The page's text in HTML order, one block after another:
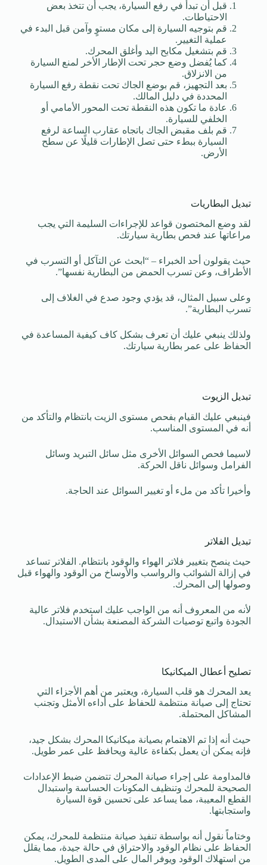
قبل أن تبدأ في رفع السيارة، يجب أن تتخذ بعض
الاحتياطات.
قم بتوجيه السيارة إلى مكان مستوٍ وآمن قبل البدء في
عملية التغيير.
قم بتشغيل مكابح اليد وأغلق المحرك.
كما يُفضل وضع حجر تحت الإطار الأخر لمنع السيارة
من الانزلاق.
بعد التجهيز، قم بوضع الجاك تحت نقطة رفع السيارة
المحددة في دليل المالك.
عادة ما تكون هذه النقطة تحت المحور الأمامي أو
الخلفي للسيارة.
قم بلف مقبض الجاك باتجاه عقارب الساعة لرفع
السيارة ببطء حتى تصل الإطارات قليلًا عن سطح
الأرض.
تبديل البطاريات
لقد وضع المختصون قواعد للإجراءات السليمة التي يجب
مراعاتها عند فحص بطارية سيارتك.
حيث يقولون أحد الخبراء – “ابحث عن التآكل أو التسرب في
الأطراف، وعن تسرب الحمض من البطارية نفسها”.
وعلى سبيل المثال، قد يؤدي وجود صدع في الغلاف إلى
تسرب البطارية”.
ولذلك ينبغي عليك أن تعرف بشكل كاف كيفية المساعدة في
الحفاظ على عمر بطارية سيارتك.
تبديل الزيوت
فينبغي عليك القيام بفحص مستوى الزيت بانتظام والتأكد من
أنه في المستوى المناسب.
لاسيما فحص السوائل الأخرى مثل سائل التبريد وسائل
الفرامل وسوائل ناقل الحركة.
وأخيرا تأكد من ملء أو تغيير السوائل عند الحاجة.
تبديل الفلاتر
حيث ينصح بتغيير فلاتر الهواء والوقود بانتظام. الفلاتر تساعد
في إزالة الشوائب والرواسب والأوساخ من الوقود والهواء قبل
وصولها إلى المحرك.
لأنه من المعروف أنه من الواجب عليك استخدم فلاتر عالية
الجودة واتبع توصيات الشركة المصنعة بشأن الاستبدال.
تصليح أعطال الميكانيكا
يعد المحرك هو قلب السيارة، ويعتبر من أهم الأجزاء التي
تحتاج إلى صيانة منتظمة للحفاظ على أداءه الأمثل وتجنب
المشاكل المحتملة.
حيث أنه إذا تم الاهتمام بصيانة ميكانيكا المحرك بشكل جيد،
فإنه يمكن أن يعمل بكفاءة عالية ويحافظ على عمر طويل.
فالمداومة على إجراء صيانة المحرك تتضمن ضبط الإعدادات
الصحيحة للمحرك وتنظيف المكونات الحساسة واستبدال
القطع المعيبة، مما يساعد على تحسين قوة السيارة
واستجابتها.
وختاماً نقول أنه بواسطة تنفيذ صيانة منتظمة للمحرك، يمكن
الحفاظ على نظام الوقود والاحتراق في حالة جيدة، مما يقلل
من استهلاك الوقود ويوفر المال على المدى الطويل.